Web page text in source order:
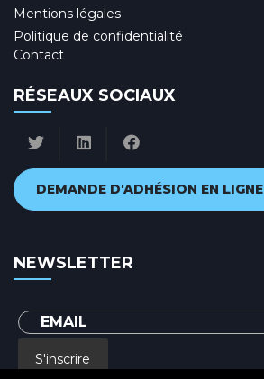
Mentions légales
Politique de confidentialité
Contact
RÉSEAUX SOCIAUX
DEMANDE D'ADHÉSION EN LIGNE
NEWSLETTER
S'inscrire